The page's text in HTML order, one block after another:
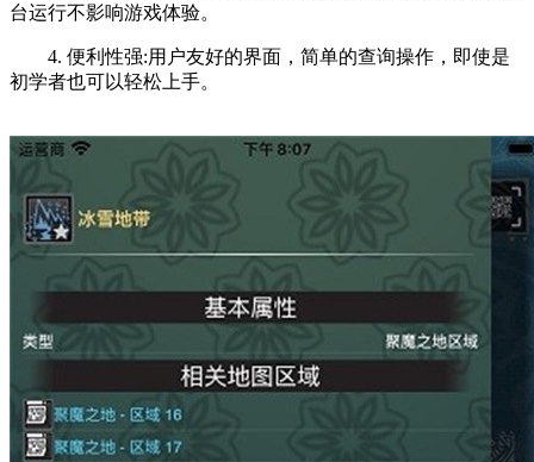
台运行不影响游戏体验。
4. 便利性强:用户友好的界面，简单的查询操作，即使是
初学者也可以轻松上手。